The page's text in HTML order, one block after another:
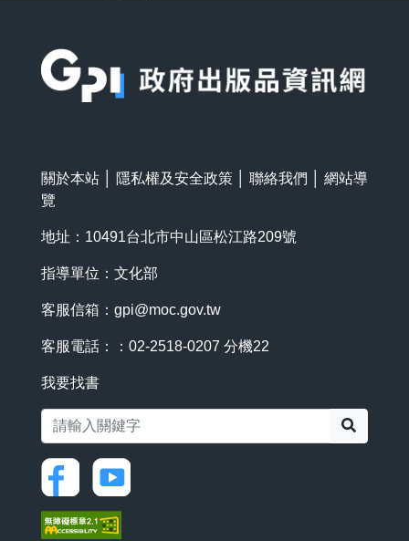
關於本站 隱私權及安全政策 聯絡我們
網站導
覽
地址：10491台北市中山區松江路209號
指導單位：文化部
客服信箱： gpi@moc.gov.tw
客服電話：：02-2518-0207 分機22
我要找書